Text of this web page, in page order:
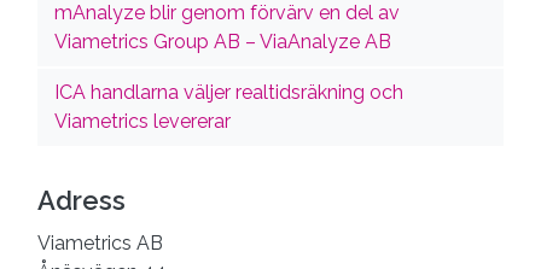
mAnalyze blir genom förvärv en del av
Viametrics Group AB – ViaAnalyze AB
ICA handlarna väljer realtidsräkning och
Viametrics levererar
Adress
Viametrics AB